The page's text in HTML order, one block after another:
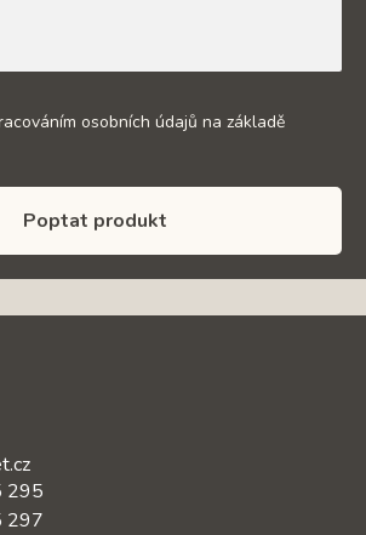
osobních údajů na základě
Poptat produkt
295
297